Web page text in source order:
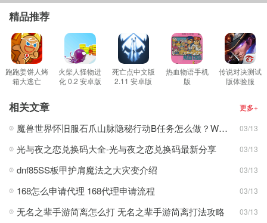
2.通过跑酷来给自己带来不菲的奖励，解锁更多的东西，提升你自
己。
3.到最后还能够用上一次的东西来解锁全新的物品道具，非常的有意
思吧。
游戏介绍
1.合理的掌握你自己的游戏角色顺利的通过部游戏考验，使用出独特
的控制力。
变。
3.在来来往往的地铁上奔跑，还有很多不同的建筑物，这些解决起来
都不是什么难事。
4.收集金币也是关键点之一，每一个都能够顺利的接到。
游戏特色
1.空中飞行摩托车等不同的跑酷游戏道具都可以帮助你更轻松地完成
精品推荐
跑跑姜饼人烤
箱大逃亡
火柴人怪物进
化 0.2 安卓版
死亡点中文版
2.11 安卓版
热血物语手机
版
传说对决测试
版体验服
相关文章 更多+
魔兽世界怀旧服石爪山脉隐秘行动B任务怎么做？WOW怀旧服风险投资公司函件在哪儿？ 03/13
光与夜之恋兑换码大全-光与夜之恋兑换码最新分享 03/13
dnf85SS板甲护肩魔法之大灾变介绍 03/13
168怎么申请代理 168代理申请流程 03/13
无名之辈手游简离怎么打 无名之辈手游简离打法攻略 03/13